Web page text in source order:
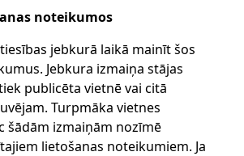
noteikumos
jebkurā laikā mainīt šos
Jebkura izmaiņa stājas
publicēta vietnē vai citā
Turpmāka vietnes
šādām izmaiņām nozīmē
lietošanas noteikumiem. Ja